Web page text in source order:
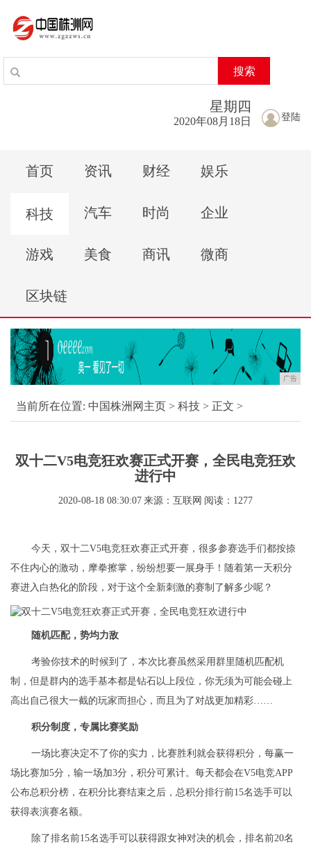
搜索
登陆
星期 四
2020年08月18日
首页 资讯 财经 娱乐
科技 汽车 时尚 企业
游戏 美食 商讯 微商
区块链
广告
当前所在位置: 中国株洲网主页 > 科技 > 正文 >
双十二V5电竞狂欢赛正式开赛，全民电竞狂欢
进行中
2020-08-18 08:30:07 来源：互联网 阅读：1277
今天，双十二V5电竞狂欢赛正式开赛，很多参赛选手们都按捺
不住内心的激动，摩拳擦掌，纷纷想要一展身手！随着第一天积分
赛进入白热化的阶段，对于这个全新刺激的赛制了解多少呢？
随机匹配，势均力敌
考验你技术的时候到了，本次比赛虽然采用群里随机匹配机
制，但是群内的选手基本都是钻石以上段位，你无须为可能会碰上
高出自己很大一截的玩家而担心，而且为了对战更加精彩……
积分制度，专属比赛奖励
一场比赛决定不了你的实力，比赛胜利就会获得积分，每赢一
场比赛加5分，输一场加3分，积分可累计。每天都会在V5电竞APP
公布总积分榜，在积分比赛结束之后，总积分排行前15名选手可以
获得表演赛名额。
除了排名前15名选手可以获得跟女神对决的机会，排名前20名